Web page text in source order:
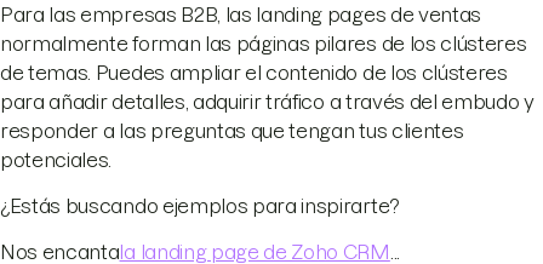
Para las empresas B2B, las landing pages de ventas
normalmente forman las páginas pilares de los clústeres
de temas. Puedes ampliar el contenido de los clústeres
para añadir detalles, adquirir tráfico a través del embudo y
responder a las preguntas que tengan tus clientes
potenciales.
¿Estás buscando ejemplos para inspirarte?
Nos encantala landing page de Zoho CRM